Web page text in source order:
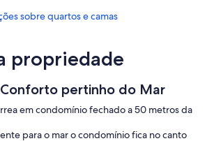
sobre quartos e camas
propriedade
Conforto pertinho do Mar
em condomínio fechado a 50 metros da
para o mar o condomínio fica no canto